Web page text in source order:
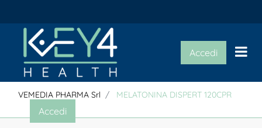
Accedi
Accedi
VEMEDIA PHARMA Srl MELATONINA DISPERT 120CPR